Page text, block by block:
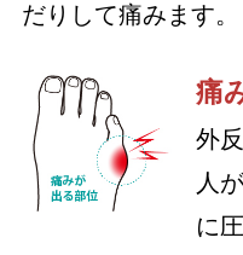
だりして痛みます。
痛
外
人
に